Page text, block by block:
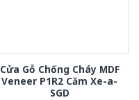
Cửa Gỗ Chống Cháy MDF
Veneer P1R2 Căm Xe-a-
SGD